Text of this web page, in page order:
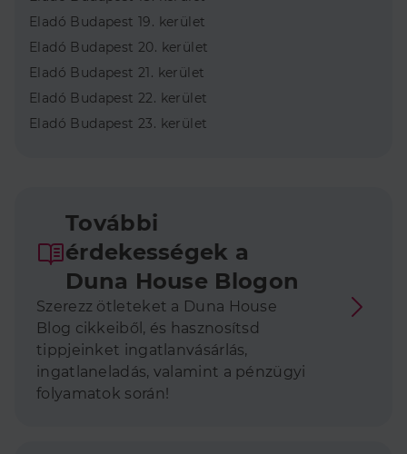
Eladó Budapest 19. kerület
Eladó Budapest 20. kerület
Eladó Budapest 21. kerület
Eladó Budapest 22. kerület
Eladó Budapest 23. kerület
További
érdekességek a
Duna House Blogon
Szerezz ötleteket a Duna House
Blog cikkeiből, és hasznosítsd
tippjeinket ingatlanvásárlás,
ingatlaneladás, valamint a pénzügyi
folyamatok során!